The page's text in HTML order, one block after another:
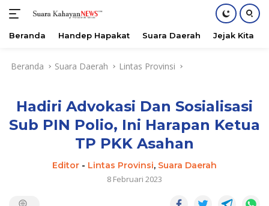
Beranda Handep Hapakat Suara Daerah Jejak Kita
Beranda Suara Daerah Lintas Provinsi
Hadiri Advokasi Dan Sosialisasi
Sub PIN Polio, Ini Harapan Ketua
TP PKK Asahan
Editor - Lintas Provinsi, Suara Daerah
8 Februari 2023